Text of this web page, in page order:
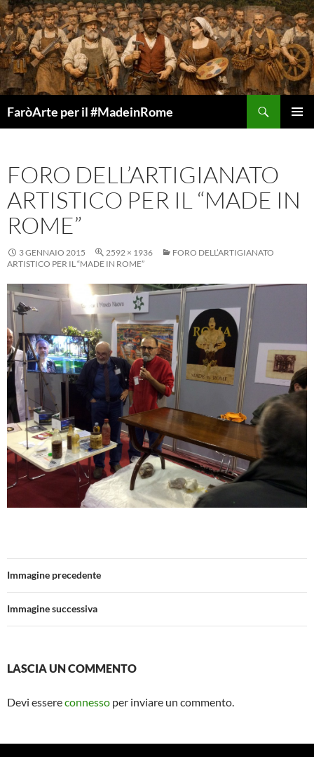
Vai
al
contenuto
FaròArte per il #MadeinRome
FORO DELL’ARTIGIANATO
ARTISTICO PER IL “MADE IN
ROME”
3 GENNAIO 2015 2592 × 1936
FORO DELL’ARTIGIANATO
ARTISTICO PER IL “MADE IN ROME”
Immagine precedente
Immagine successiva
LASCIA UN COMMENTO
Devi essereconnesso per inviare un commento.